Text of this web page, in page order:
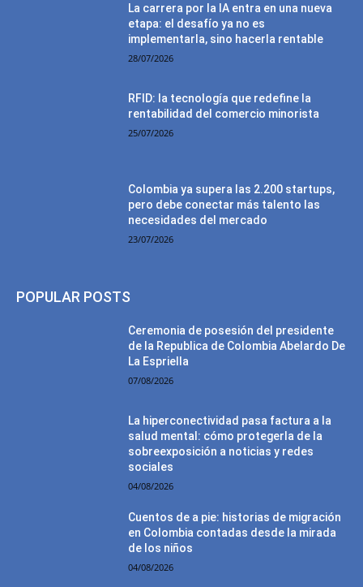
La carrera por la IA entra en una nueva
etapa: el desafío ya no es
implementarla, sino hacerla rentable
28/07/2026
RFID: la tecnología que redefine la
rentabilidad del comercio minorista
25/07/2026
Colombia ya supera las 2.200 startups,
pero debe conectar más talento las
necesidades del mercado
23/07/2026
POPULAR POSTS
Ceremonia de posesión del presidente
de la Republica de Colombia Abelardo De
La Espriella
07/08/2026
La hiperconectividad pasa factura a la
salud mental: cómo protegerla de la
sobreexposición a noticias y redes
sociales
04/08/2026
Cuentos de a pie: historias de migración
en Colombia contadas desde la mirada
de los niños
04/08/2026